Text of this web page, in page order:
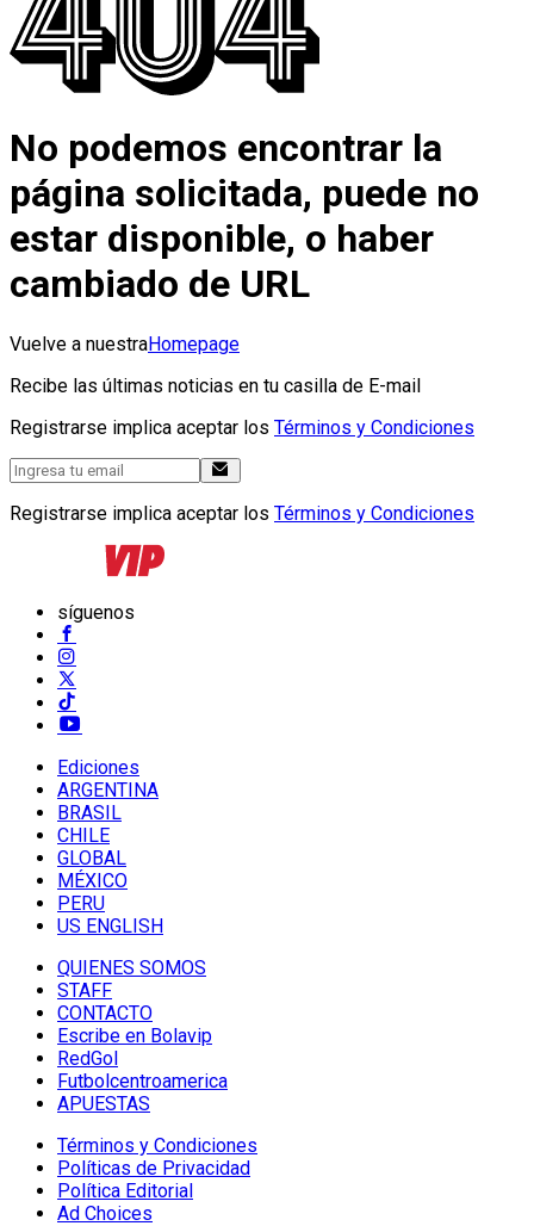
No podemos encontrar la
página solicitada, puede no
estar disponible, o haber
cambiado de URL
Vuelve a nuestraHomepage
Recibe las últimas noticias en tu casilla de E-mail
Registrarse implica aceptar los Términos y Condiciones
Registrarse implica aceptar los Términos y Condiciones
síguenos
Ediciones
ARGENTINA
BRASIL
CHILE
GLOBAL
MÉXICO
PERU
US ENGLISH
QUIENES SOMOS
STAFF
CONTACTO
Escribe en Bolavip
RedGol
Futbolcentroamerica
APUESTAS
Términos y Condiciones
Políticas de Privacidad
Política Editorial
Ad Choices